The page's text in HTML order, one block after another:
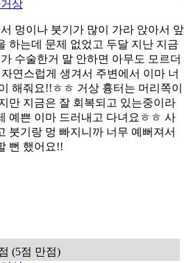
한 안내하여 선생님의 이마 주름
마가 이뻐졌다고 하네요 그병원으로
점을 해결해 보세요 강추합니다~~
(5점 만점)
멍이나 붓기가 많이 가라 앉아서 앞
하는데 문제 없었고 두달 지난 지금
수술한거 말 안하면 아무도 모르더
연스럽게 생겨서 주변에서 이마 너
해줘요!!ㅎㅎ 거상 흉터는 머리쪽이
만 지금은 잘 회복되고 있는중이라